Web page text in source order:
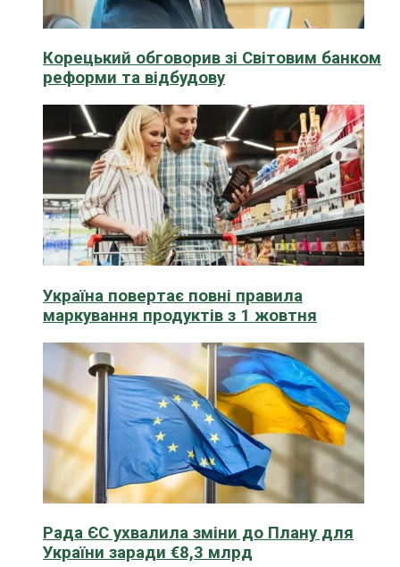
Корецький обговорив зі Світовим банком
реформи та відбудову
Україна повертає повні правила
маркування продуктів з 1 жовтня
Рада ЄС ухвалила зміни до Плану для
України заради €8,3 млрд